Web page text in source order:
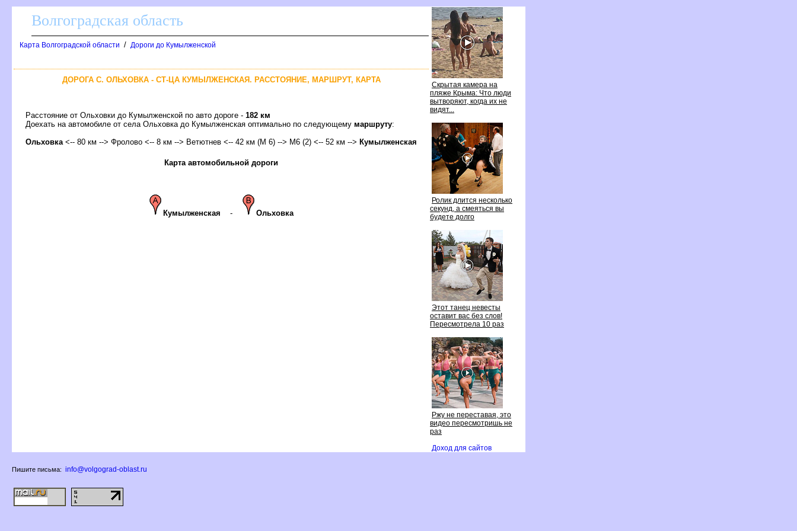
Скрытая камера на
пляже Крыма: Что люди
ытворяют, когда их не
идят...
Ролик длится несколько
секунд, а смеяться вы
удете долго
Этот танец невесты
оставит вас без слов!
Пересмотрела 10 раз
Ржу не переставая, это
идео пересмотришь не
раз
Доход для сайто
олгоградская область
Карта Волгоградской области / Дороги до Кумылженской
ДОРОГА С. ОЛЬХОВКА - СТ-ЦА КУМЫЛЖЕНСКАЯ. РАССТОЯНИЕ, МАРШРУТ, КАРТА
Расстояние от Ольховки до Кумылженской по авто дороге - 182 км
Доехать на автомобиле от села Ольховка до Кумылженская оптимально по следующему маршруту:
Ольховка <-- 80 км --> Фролово <-- 8 км --> Ветютнев <-- 42 км (М 6) --> М6 (2) <-- 52 км --> Кумылженская
Карта автомобильной дороги
Кумылженская - Ольховка
Пишите письма: info@volgograd-oblast.ru